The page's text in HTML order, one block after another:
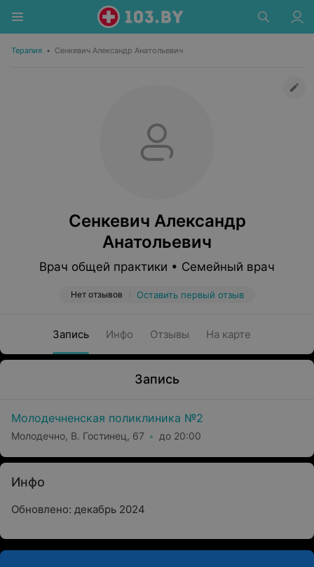
Терапия • Сенкевич Александр Анатольевич
Сенкевич Александр
Анатольевич
Врач общей практики • Семейный врач
Нет отзывов Оставить первый отзыв
Запись Инфо Отзывы На карте
Запись
Молодечненская поликлиника №2
Молодечно, В. Гостинец, 67 до 20:00
Инфо
Обновлено: декабрь 2024